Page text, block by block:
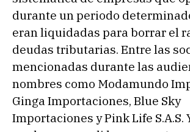
durante un periodo
eran liquidadas para borrar el
deudas tributarias. Entre las
mencionadas durante las
nombres como Modamundo
Ginga Importaciones, Blue Sky
Importaciones y Pink Life S.A.S.